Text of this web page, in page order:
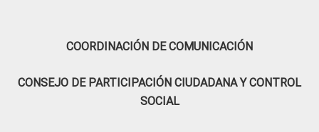
COORDINACIÓN DE COMUNICACIÓN
CONSEJO DE PARTICIPACIÓN CIUDADANA Y CONTROL
SOCIAL